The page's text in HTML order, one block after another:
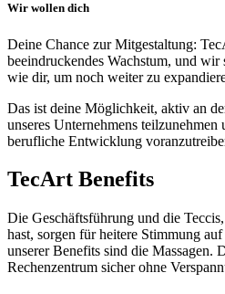
Wir wollen dich
Deine Chance zur Mitgestaltung:
beeindruckendes Wachstum, und wir
wie dir, um noch weiter zu
Das ist deine Möglichkeit, aktiv an
unseres Unternehmens
berufliche Entwicklung
TecArt Benefits
Die Geschäftsführung und die
hast, sorgen für heitere Stimmung
unserer Benefits sind die Massagen.
Rechenzentrum sicher ohne